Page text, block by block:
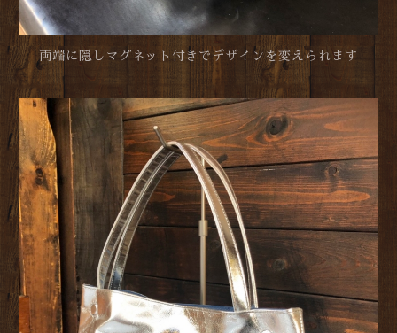
両端に隠しマグネット付きでデザインを変えられます